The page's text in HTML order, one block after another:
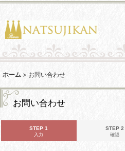
ホーム > お問い合わせ
お問い合わせ
STEP 1
入力
STEP 2
確認